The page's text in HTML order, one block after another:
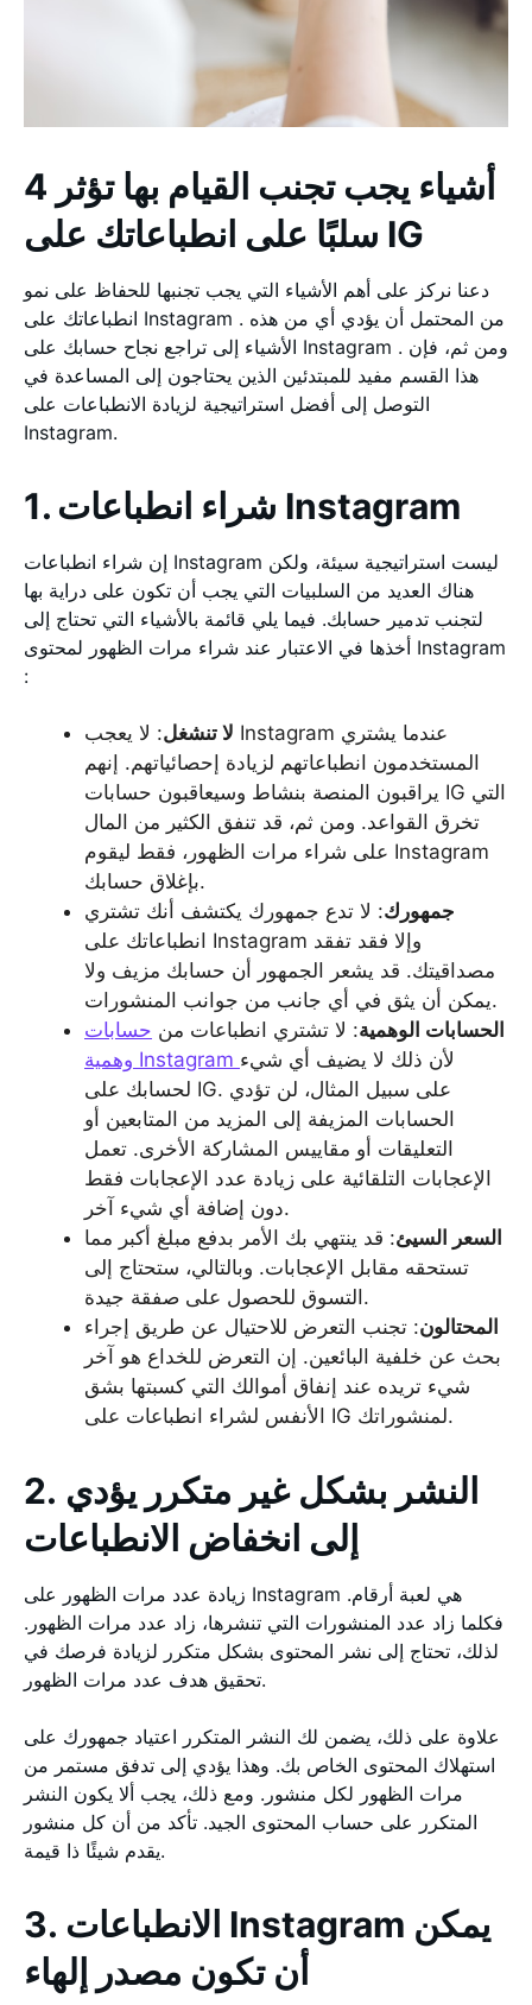
4 أشياء يجب تجنب القيام بها تؤثر
سلبًا على انطباعاتك على IG
دعنا نركز على أهم الأشياء التي يجب تجنبها للحفاظ على نمو
انطباعاتك على Instagram . من المحتمل أن يؤدي أي من هذه
الأشياء إلى تراجع نجاح حسابك على Instagram . ومن ثم، فإن
هذا القسم مفيد للمبتدئين الذين يحتاجون إلى المساعدة في
التوصل إلى أفضل استراتيجية لزيادة الانطباعات على
Instagram.
1. شراء انطباعات Instagram
إن شراء انطباعات Instagram ليست استراتيجية سيئة، ولكن
هناك العديد من السلبيات التي يجب أن تكون على دراية بها
لتجنب تدمير حسابك. فيما يلي قائمة بالأشياء التي تحتاج إلى
أخذها في الاعتبار عند شراء مرات الظهور لمحتوى Instagram
:
لا تنشغل: لا يعجب Instagram عندما يشتري
المستخدمون انطباعاتهم لزيادة إحصائياتهم. إنهم
يراقبون المنصة بنشاط وسيعاقبون حسابات IG التي
تخرق القواعد. ومن ثم، قد تنفق الكثير من المال
على شراء مرات الظهور، فقط ليقوم Instagram
بإغلاق حسابك.
جمهورك: لا تدع جمهورك يكتشف أنك تشتري
انطباعاتك على Instagram وإلا فقد تفقد
مصداقيتك. قد يشعر الجمهور أن حسابك مزيف ولا
يمكن أن يثق في أي جانب من جوانب المنشورات.
الحسابات الوهمية: لا تشتري انطباعات من حسابات
وهمية Instagram لأن ذلك لا يضيف أي شيء
لحسابك على IG. على سبيل المثال، لن تؤدي
الحسابات المزيفة إلى المزيد من المتابعين أو
التعليقات أو مقاييس المشاركة الأخرى. تعمل
الإعجابات التلقائية على زيادة عدد الإعجابات فقط
دون إضافة أي شيء آخر.
السعر السيئ: قد ينتهي بك الأمر بدفع مبلغ أكبر مما
تستحقه مقابل الإعجابات. وبالتالي، ستحتاج إلى
التسوق للحصول على صفقة جيدة.
المحتالون: تجنب التعرض للاحتيال عن طريق إجراء
بحث عن خلفية البائعين. إن التعرض للخداع هو آخر
شيء تريده عند إنفاق أموالك التي كسبتها بشق
الأنفس لشراء انطباعات على IG لمنشوراتك.
2. النشر بشكل غير متكرر يؤدي
إلى انخفاض الانطباعات
زيادة عدد مرات الظهور على Instagram هي لعبة أرقام.
فكلما زاد عدد المنشورات التي تنشرها، زاد عدد مرات الظهور.
لذلك، تحتاج إلى نشر المحتوى بشكل متكرر لزيادة فرصك في
تحقيق هدف عدد مرات الظهور.
علاوة على ذلك، يضمن لك النشر المتكرر اعتياد جمهورك على
استهلاك المحتوى الخاص بك. وهذا يؤدي إلى تدفق مستمر من
مرات الظهور لكل منشور. ومع ذلك، يجب ألا يكون النشر
المتكرر على حساب المحتوى الجيد. تأكد من أن كل منشور
يقدم شيئًا ذا قيمة.
3. الانطباعات Instagram يمكن
أن تكون مصدر إلهاء